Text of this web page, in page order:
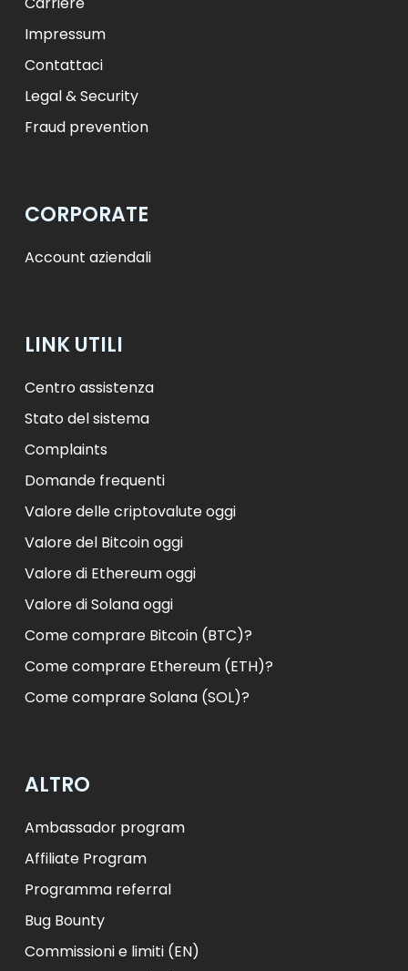
Impressum
Contattaci
Legal & Security
Fraud prevention
CORPORATE
Account aziendali
LINK UTILI
Centro assistenza
Stato del sistema
Complaints
Domande frequenti
Valore delle criptovalute oggi
Valore del Bitcoin oggi
Valore di Ethereum oggi
Valore di Solana oggi
Come comprare Bitcoin (BTC)?
Come comprare Ethereum (ETH)?
Come comprare Solana (SOL)?
ALTRO
Ambassador program
Affiliate Program
Programma referral
Bug Bounty
Commissioni e limiti (EN)